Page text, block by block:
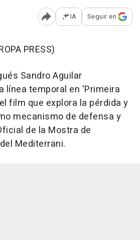
Abrir opciones para
IA Seguir en
PRESS)
Sandro Aguilar
línea temporal en 'Primeira
film que explora la pérdida y
mecanismo de defensa y
de la Mostra de
Mediterrani.